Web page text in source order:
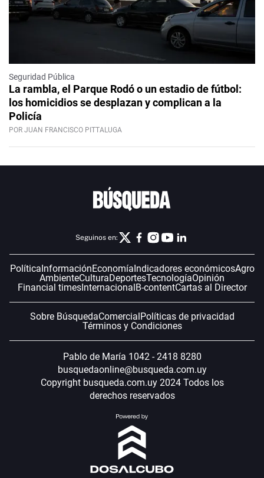
Seguridad Pública
La rambla, el Parque Rodó o un estadio de fútbol:
los homicidios se desplazan y complican a la
Policía
POR JUAN FRANCISCO PITTALUGA
Seguinos en:
Política InformaciónEconomía Indicadores económicosAgro
AmbienteCulturaDeportesTecnologíaOpinión
Financial timesInternacional B-contentCartas al Director
Sobre BúsquedaComercial Políticas de privacidad
Términos y Condiciones
Pablo de María 1042 - 2418 8280
busquedaonline@busqueda.com.uy
Copyright busqueda.com.uy 2024 Todos los
derechos reservados